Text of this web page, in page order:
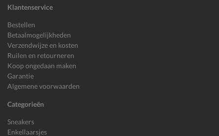
Klantenservice
Bestellen
Betaalmogelijkheden
Verzendwijze en kosten
Ruilen en retourneren
Koop ongedaan maken
Garantie
Algemene voorwaarden
Categorieën
Sneakers
Enkellaarsjes